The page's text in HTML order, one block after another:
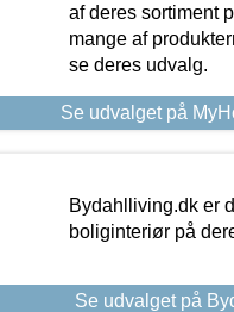
af deres sortiment
mange af
se deres udvalg.
Se udvalget på
Bydahlliving.dk er
boliginteriør på
Se udvalget på